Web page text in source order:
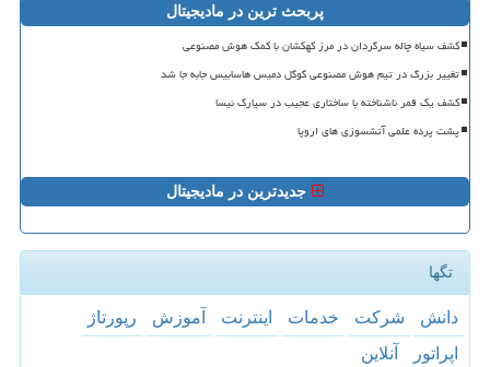
پربحث ترین در مادیجیتال
کشف سیاه چاله سرگردان در مرز کهکشان با کمک هوش مصنوعی
تغییر بزرگ در تیم هوش مصنوعی گوگل دمیس هاسابیس جابه جا شد
کشف یک قمر ناشناخته با ساختاری عجیب در سیارک نیسا
پشت پرده علمی آتشسوزی های اروپا
جدیدترین در مادیجیتال
تگها
دانش شركت خدمات اینترنت آموزش
رپورتاژ
اپراتور
آنلاین